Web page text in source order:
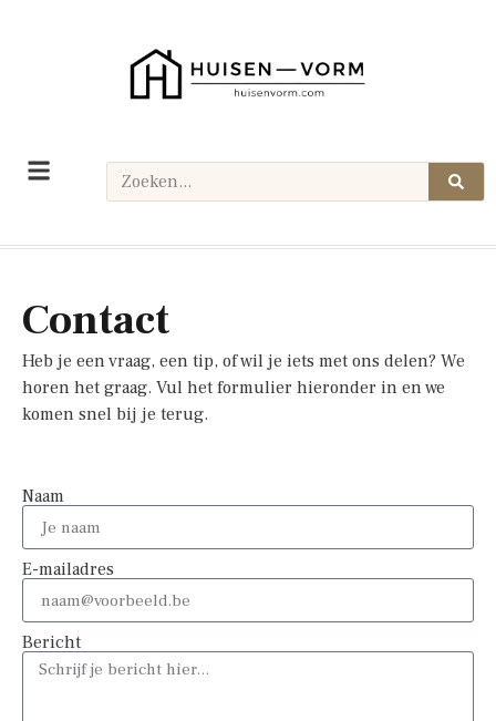
Contact
Heb je een vraag, een tip, of wil je iets met ons delen? We
horen het graag. Vul het formulier hieronder in en we
komen snel bij je terug.
Naam
E-mailadres
Bericht